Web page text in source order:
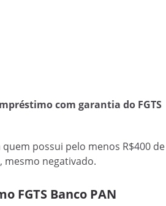
com garantia do FGTS
possui pelo menos R$400 de
mesmo negativado.
FGTS Banco PAN